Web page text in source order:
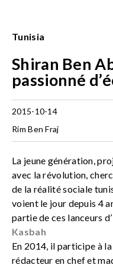
Tunisia
Shiran Ben
passionné
2015-10-14
Rim Ben Fraj
La jeune génération,
avec la révolution,
de la réalité sociale
voient le jour depuis 4
partie de ces lanceurs
Kasbah
En 2014, il participe à
rédacteur en chef et